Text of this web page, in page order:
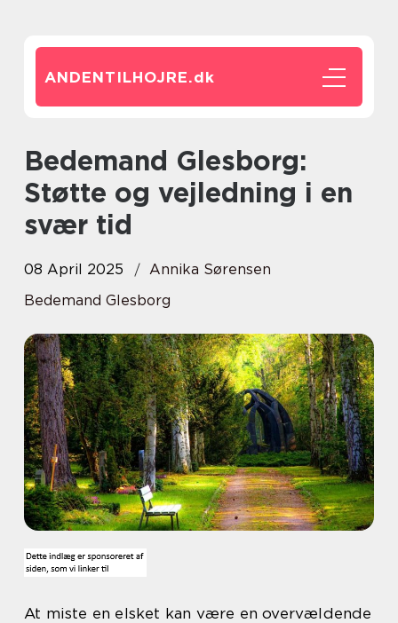
ANDENTILHOJRE.dk
Bedemand Glesborg:
Støtte og vejledning i en
svær tid
08 April 2025
Annika Sørensen
Bedemand Glesborg
At miste en elsket kan være en overvældende